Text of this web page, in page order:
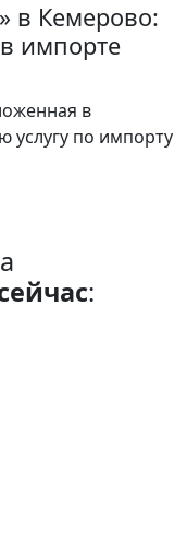
в Кемерово:
импорте
в
услугу по импорту
: